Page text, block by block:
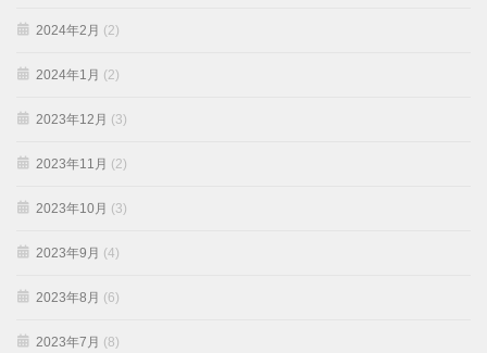
2024年2月 (2)
2024年1月 (2)
2023年12月 (3)
2023年11月 (2)
2023年10月 (3)
2023年9月 (4)
2023年8月 (6)
2023年7月 (8)